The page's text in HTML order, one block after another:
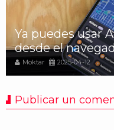
Ya puedes usar
desde el
Moktar 2025-04-12
Publicar un